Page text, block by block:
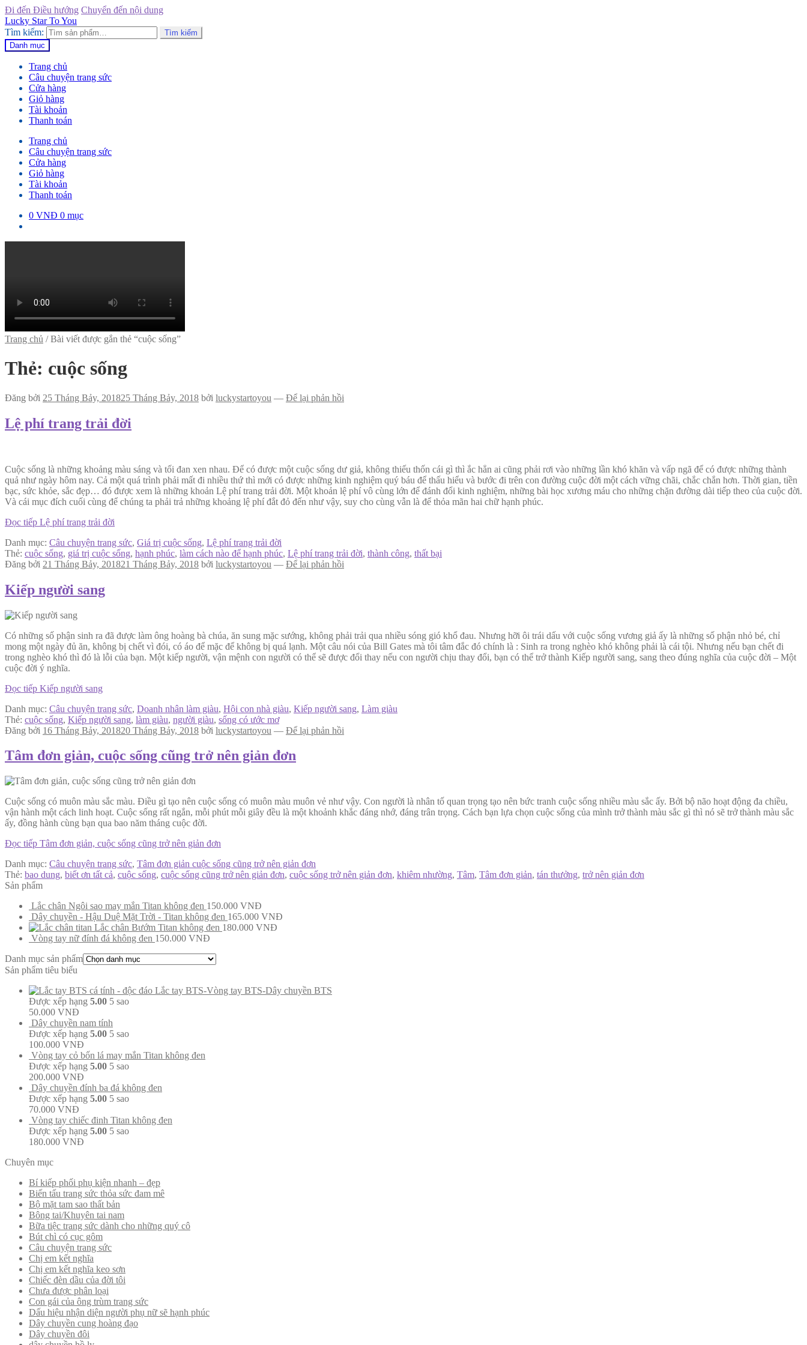
Đi đến Điều hướng Chuyển đến nội dung
Lucky Star To You
Tìm kiếm:
Tìm kiếm
Danh mục
Trang chủ
Câu chuyện trang sức
Cửa hàng
Giỏ hàng
Tài khoản
Thanh toán
Trang chủ
Câu chuyện trang sức
Cửa hàng
Giỏ hàng
Tài khoản
Thanh toán
0 VNĐ 0 mục
Trang chủ /Bài viết được gắn thẻ “cuộc sống”
Thẻ: cuộc sống
Đăng bởi 25 Tháng Bảy, 201825 Tháng Bảy, 2018 bởi luckystartoyou — Để lại phản hồi
Lệ phí trang trải đời
Cuộc sống là những khoảng màu sáng và tối đan xen nhau. Để có được một cuộc sống dư giả, không thiếu thốn cái gì thì ắc hẳn ai cũng phải rơi vào những lần khó khăn và vấp ngã để có được những thành
quả như ngày hôm nay. Cả một quá trình phải mất đi nhiều thứ thì mới có được những kinh nghiệm quý báu để thấu hiểu và bước đi trên con đường cuộc đời một cách vững chãi, chắc chắn hơn. Thời gian, tiền
bạc, sức khỏe, sắc đẹp… đó được xem là những khoản Lệ phí trang trải đời. Một khoản lệ phí vô cùng lớn để đánh đổi kinh nghiệm, những bài học xương máu cho những chặn đường dài tiếp theo của cuộc đời.
Và cái mục đích cuối cùng để chúng ta phải trả những khoảng lệ phí đắt đỏ đến như vậy, suy cho cùng vẫn là để thỏa mãn hai chữ hạnh phúc.
Đọc tiếp Lệ phí trang trải đời
Danh mục: Câu chuyện trang sức, Giá trị cuộc sống, Lệ phí trang trải đời
Thẻ: cuộc sống, giá trị cuộc sống, hạnh phúc, làm cách nào để hạnh phúc, Lệ phí trang trải đời, thành công, thất bại
Đăng bởi 21 Tháng Bảy, 201821 Tháng Bảy, 2018 bởi luckystartoyou — Để lại phản hồi
Kiếp người sang
Có những số phận sinh ra đã được làm ông hoàng bà chúa, ăn sung mặc sướng, không phải trải qua nhiều sóng gió khổ đau. Nhưng hỡi ôi trái dấu với cuộc sống vương giả ấy là những số phận nhỏ bé, chỉ
mong một ngày đủ ăn, không bị chết vì đói, có áo để mặc để không bị quá lạnh. Một câu nói của Bill Gates mà tôi tâm đắc đó chính là : Sinh ra trong nghèo khó không phải là cái tội. Nhưng nếu bạn chết đi
trong nghèo khó thì đó là lỗi của bạn. Một kiếp người, vận mệnh con người có thể sẽ được đổi thay nếu con người chịu thay đổi, bạn có thể trở thành Kiếp người sang, sang theo đúng nghĩa của cuộc đời – Một
cuộc đời ý nghĩa.
Đọc tiếp Kiếp người sang
Danh mục: Câu chuyện trang sức, Doanh nhân làm giàu, Hội con nhà giàu, Kiếp người sang, Làm giàu
Thẻ: cuộc sống, Kiếp người sang, làm giàu, người giàu, sống có ước mơ
Đăng bởi 16 Tháng Bảy, 201820 Tháng Bảy, 2018 bởi luckystartoyou — Để lại phản hồi
Tâm đơn giản, cuộc sống cũng trở nên giản đơn
Cuộc sống có muôn màu sắc màu. Điều gì tạo nên cuộc sống có muôn màu muôn vẻ như vậy. Con người là nhân tố quan trọng tạo nên bức tranh cuộc sống nhiều màu sắc ấy. Bởi bộ não hoạt động đa chiều,
vận hành một cách linh hoạt. Cuộc sống rất ngắn, mỗi phút mỗi giây đều là một khoảnh khắc đáng nhớ, đáng trân trọng. Cách bạn lựa chọn cuộc sống của mình trở thành màu sắc gì thì nó sẽ trở thành màu sắc
ấy, đồng hành cùng bạn qua bao năm tháng cuộc đời.
Đọc tiếp Tâm đơn giản, cuộc sống cũng trở nên giản đơn
Danh mục: Câu chuyện trang sức, Tâm đơn giản cuộc sống cũng trở nên giản đơn
Thẻ: bao dung, biết ơn tất cả, cuộc sống, cuộc sống cũng trở nên giản đơn, cuộc sống trở nên giản đơn, khiêm nhường, Tâm, Tâm đơn giản, tán thưởng, trở nên giản đơn
Sản phẩm
Lắc chân Ngôi sao may mắn Titan không đen 150.000 VNĐ
Dây chuyền - Hậu Duệ Mặt Trời - Titan không đen 165.000 VNĐ
Lắc chân Bướm Titan không đen 180.000 VNĐ
Vòng tay nữ đính đá không đen 150.000 VNĐ
Danh mục sản phẩm
Sản phẩm tiêu biểu
Lắc tay BTS-Vòng tay BTS-Dây chuyền BTS
Được xếp hạng 5.00 5 sao
50.000 VNĐ
Dây chuyền nam tính
Được xếp hạng 5.00 5 sao
100.000 VNĐ
Vòng tay cỏ bốn lá may mắn Titan không đen
Được xếp hạng 5.00 5 sao
200.000 VNĐ
Dây chuyền đính ba đá không đen
Được xếp hạng 5.00 5 sao
70.000 VNĐ
Vòng tay chiếc đinh Titan không đen
Được xếp hạng 5.00 5 sao
180.000 VNĐ
Chuyên mục
Bí kiếp phối phụ kiện nhanh – đẹp
Biến tấu trang sức thỏa sức đam mê
Bộ mặt tam sao thất bản
Bông tai/Khuyên tai nam
Bữa tiệc trang sức dành cho những quý cô
Bút chì có cục gôm
Câu chuyện trang sức
Chị em kết nghĩa
Chị em kết nghĩa keo sơn
Chiếc đèn dầu của đời tôi
Chưa được phân loại
Con gái của ông trùm trang sức
Dấu hiệu nhận diện người phụ nữ sẽ hạnh phúc
Dây chuyền cung hoàng đạo
Dây chuyền đôi